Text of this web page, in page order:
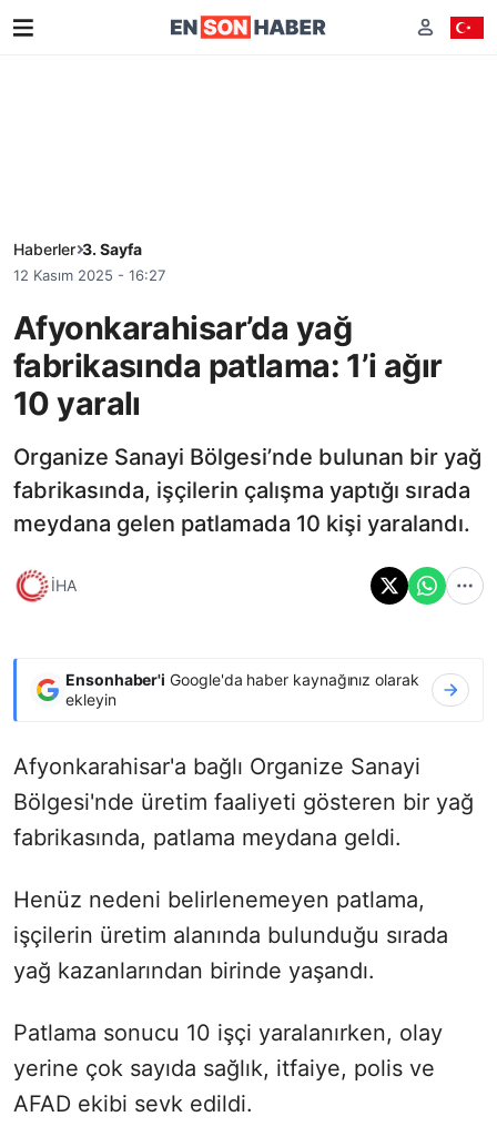
Haberler 3. Sayfa
12 Kasım 2025 - 16:27
Afyonkarahisar’da yağ
fabrikasında patlama: 1’i ağır
10 yaralı
Organize Sanayi Bölgesi’nde bulunan bir yağ
fabrikasında, işçilerin çalışma yaptığı sırada
meydana gelen patlamada 10 kişi yaralandı.
İHA
Ensonhaber'i Google'da haber kaynağınız olarak
ekleyin
Afyonkarahisar'a bağlı Organize Sanayi
Bölgesi'nde üretim faaliyeti gösteren bir yağ
fabrikasında, patlama meydana geldi.
Henüz nedeni belirlenemeyen patlama,
işçilerin üretim alanında bulunduğu sırada
yağ kazanlarından birinde yaşandı.
Patlama sonucu 10 işçi yaralanırken, olay
yerine çok sayıda sağlık, itfaiye, polis ve
AFAD ekibi sevk edildi.